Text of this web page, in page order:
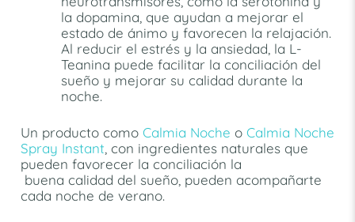
la dopamina, que ayudan a mejorar el
estado de ánimo y favorecen la relajación.
Al reducir el estrés y la ansiedad, la L-
Teanina puede facilitar la conciliación del
sueño y mejorar su calidad durante la
noche.
Un producto como Calmia Noche o Calmia Noche
Spray Instant , con ingredientes naturales que
pueden favorecer la conciliación la
buena calidad del sueño, pueden acompañarte
cada noche de verano.